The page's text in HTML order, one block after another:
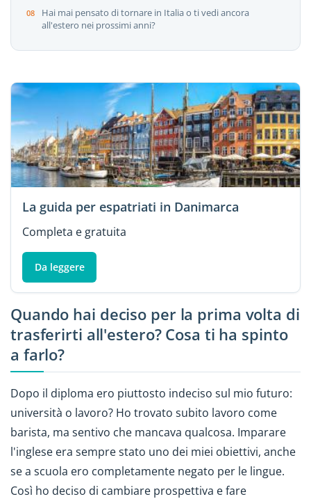
Hai mai pensato di tornare in Italia o ti vedi ancora
all'estero nei prossimi anni?
La guida per espatriati in Danimarca
Completa e gratuita
Da leggere
Quando hai deciso per la prima volta di
trasferirti all'estero? Cosa ti ha spinto
a farlo?
Dopo il diploma ero piuttosto indeciso sul mio futuro:
università o lavoro? Ho trovato subito lavoro come
barista, ma sentivo che mancava qualcosa. Imparare
l'inglese era sempre stato uno dei miei obiettivi, anche
se a scuola ero completamente negato per le lingue.
Così ho deciso di cambiare prospettiva e fare